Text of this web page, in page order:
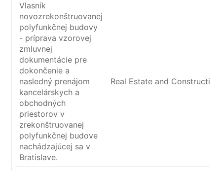
Vlasník
novozrekonštruovanej
polyfunkčnej budovy
- príprava vzorovej
zmluvnej
dokumentácie pre
dokončenie a
nasledný prenájom
kancelárskych a
obchodných
priestorov v
zrekonštruovanej
polyfunkčnej budove
nachádzajúcej sa v
Bratislave.
Real Estate and Construction